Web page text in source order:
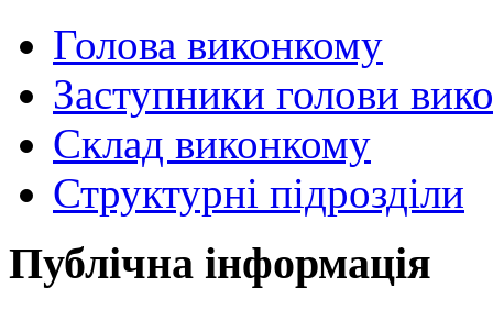
Голова виконкому
Заступники голови
Склад виконкому
Структурні підрозділи
Публічна інформація